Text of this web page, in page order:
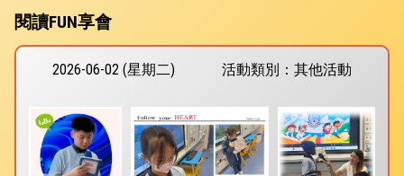
閱讀FUN享會
2026-06-02 (星期二) 活動類別：其他活動